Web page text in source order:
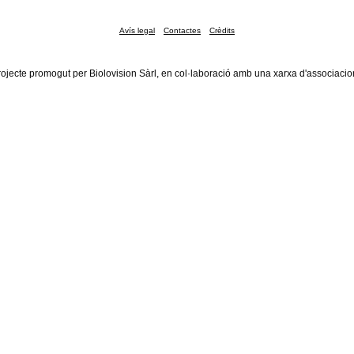
Avís legal Contactes Crèdits
promogut per Biolovision Sàrl, en col·laboració amb una xarxa